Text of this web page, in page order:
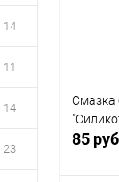
14
11
14
23
Смазка
85